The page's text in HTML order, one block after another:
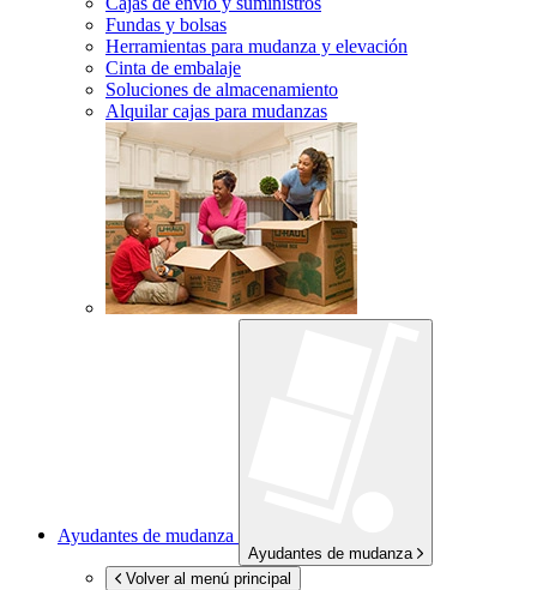
Fundas y bolsas
Herramientas para mudanza y elevación
Cinta de embalaje
Soluciones de almacenamiento
Alquilar cajas para mudanzas
Ayudantes de mudanza
Ayudantes de mudanza
Volver al menú principal